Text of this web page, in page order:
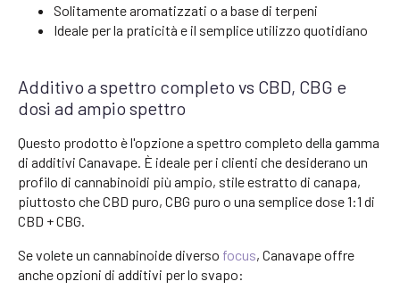
Solitamente aromatizzati o a base di terpeni
Ideale per la praticità e il semplice utilizzo quotidiano
Additivo a spettro completo vs CBD, CBG e
dosi ad ampio spettro
Questo prodotto è l'opzione a spettro completo della gamma
di additivi Canavape. È ideale per i clienti che desiderano un
profilo di cannabinoidi più ampio, stile estratto di canapa,
piuttosto che CBD puro, CBG puro o una semplice dose 1:1 di
CBD + CBG.
Se volete un cannabinoide diverso focus, Canavape offre
anche opzioni di additivi per lo svapo: